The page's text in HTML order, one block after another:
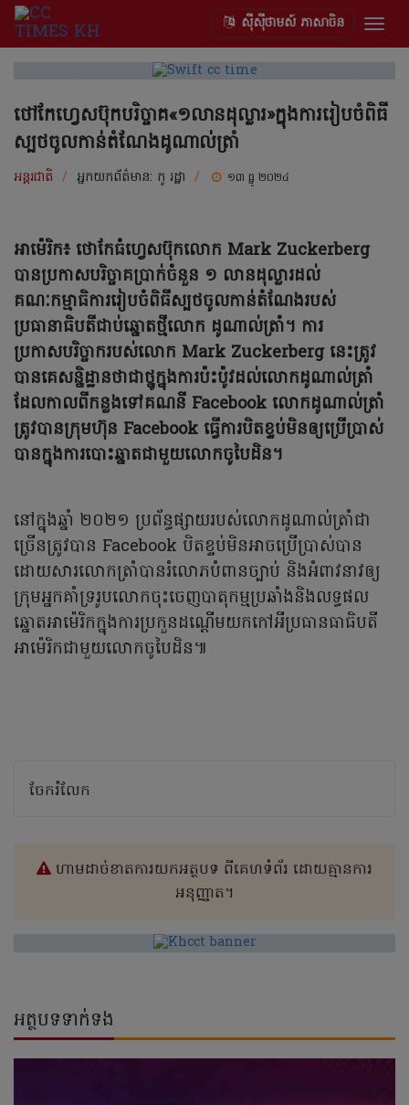
ស៊ីស៊ីថាមស៍ ភាសាចិន
ថៅកែហ្វេសប៊ុកបរិច្ចាគ«១លានដុល្លារ»ក្នុងការរៀបចំពិធី
ស្បថចូលកាន់តំណែងដូណាល់ត្រាំ
អន្តរជាតិ / អ្នកយកព័ត៌មាន: កូ រដ្ឋា / ១៣ ធ្នូ ២០២៤
អាម៉េរិក៖ ថោកែធំហ្វេសប៊ុកលោក Mark Zuckerberg
បានប្រកាសបរិច្ចាគប្រាក់ចំនួន ១ លានដុល្លារដល់
គណៈកម្មាធិការរៀបចំពិធីស្បថចូលកាន់តំណែងរបស់
ប្រធានាធិបតីជាប់ឆ្នោតថ្មីលោក ដូណាល់ត្រាំ។ ការ
ប្រកាសបរិច្ចាករបស់លោក Mark Zuckerberg នេះត្រូវ
បានគេសន្និដ្ឋានថាជាថ្នូក្នុងការប៉ះប៉ូវដល់លោកដូណាល់ត្រាំ
ដែលកាលពីកន្លងទៅគណនី Facebook លោកដូណាល់ត្រាំ
ត្រូវបានក្រុមហ៊ុន Facebook ធ្វើការបិតខ្ទប់មិនឲ្យប្រើប្រាស់
បានក្នុងការបោះឆ្នាតជាមួយលោកចូបៃដិន។
នៅក្នុងឆ្នាំ ២០២១ ប្រព័ន្ធផ្សាយរបស់លោកដូណាល់ត្រាំជា
ច្រើនត្រូវបាន Facebook បិតខ្ទប់មិនអាចប្រើប្រាស់បាន
ដោយសារលោកត្រាំបានរំលោភបំពានច្បាប់ និងអំពាវនាវឲ្យ
ក្រុមអ្នកគាំទ្ររូបលោកចុះចេញបាតុកម្មប្រឆាំងនិងលទ្ធផល
ឆ្នោតអាម៉េរិកក្នុងការប្រកួនដណ្តើមយកកៅអីប្រធានធាធិបតី
អាម៉េរិកជាមួយលោកចូបៃដិន៕
ចែករំលែក
ហាមដាច់ខាតការយកអត្ថបទ ពីគេហទំព័រ ដោយគ្មានការ
អនុញ្ញាត។
អត្ថបទទាក់ទង